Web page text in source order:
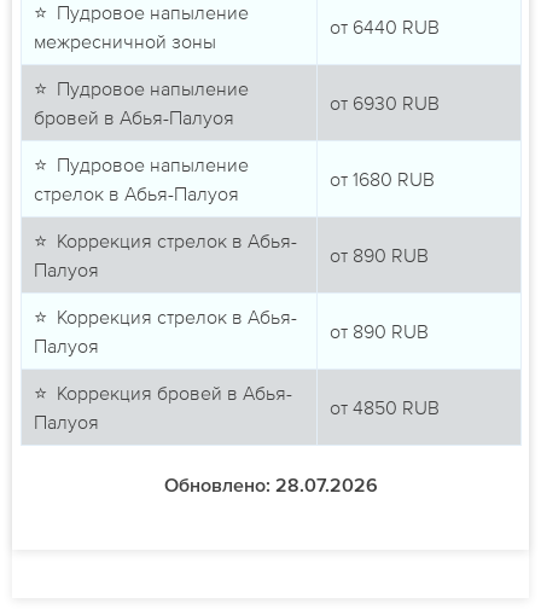
⭐ Пудровое напыление
межресничной зоны
от 6440 RUB
⭐ Пудровое напыление
бровей в Абья-Палуоя
от 6930 RUB
⭐ Пудровое напыление
стрелок в Абья-Палуоя
от 1680 RUB
⭐ Коррекция стрелок в Абья-
Палуоя
от 890 RUB
⭐ Коррекция стрелок в Абья-
Палуоя
от 890 RUB
⭐ Коррекция бровей в Абья-
Палуоя
от 4850 RUB
Обновлено: 28.07.2026